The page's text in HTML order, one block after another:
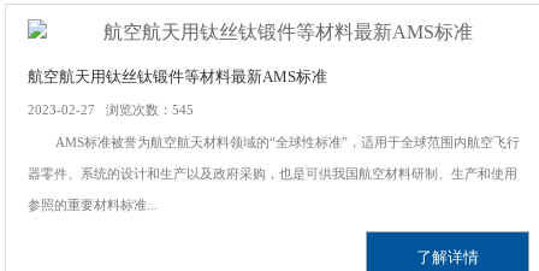
航空航天用钛丝钛锻件等材料最新AMS标准
2023-02-27 浏览次数：545
AMS标准被誉为航空航天材料领域的“全球性标准”，适用于全球范围内航空飞行
器零件、系统的设计和生产以及政府采购，也是可供我国航空材料研制、生产和使用
参照的重要材料标准...
了解详情